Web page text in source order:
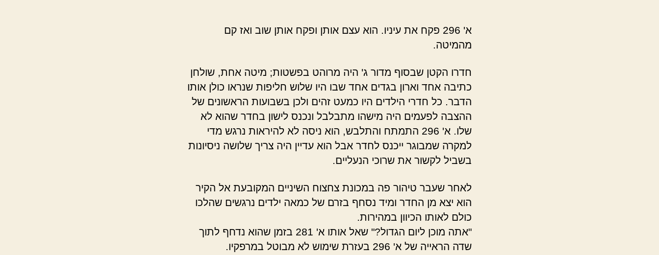
א' 296 פקח את עיניו. הוא עצם אותן ופקח אותן שוב ואז קם
מהמיטה.
חדרו הקטן שבסוף מדור ג' היה מרוהט בפשטות; מיטה אחת, שולחן
כתיבה אחד וארון בגדים אחד שבו היו שלוש חליפות שנראו כולן אותו
הדבר. כל חדרי הילדים היו כמעט זהים ולכן בשבועות הראשונים של
ההצבה לפעמים היה מישהו מתבלבל ונכנס לישון בחדר שהוא לא
שלו. א' 296 התמתח והתלבש, הוא ניסה לא להיראות נרגש מדי
למקרה שמבוגר ייכנס לחדר אבל הוא עדיין היה צריך שלושה ניסיונות
בשביל לקשור את שרוכי הנעליים.
לאחר שעבר טיהור פה במכונת צחצוח השיניים המקובעת אל הקיר
הוא יצא מן החדר ומיד נסחף בזרם של כמאה ילדים נרגשים שהלכו
כולם לאותו הכיוון במהירות.
"אתה מוכן ליום הגדול?" שאל אותו א' 281 בזמן שהוא נדחף לתוך
שדה הראייה של א' 296 בעזרת שימוש לא מבוטל במרפקיו.